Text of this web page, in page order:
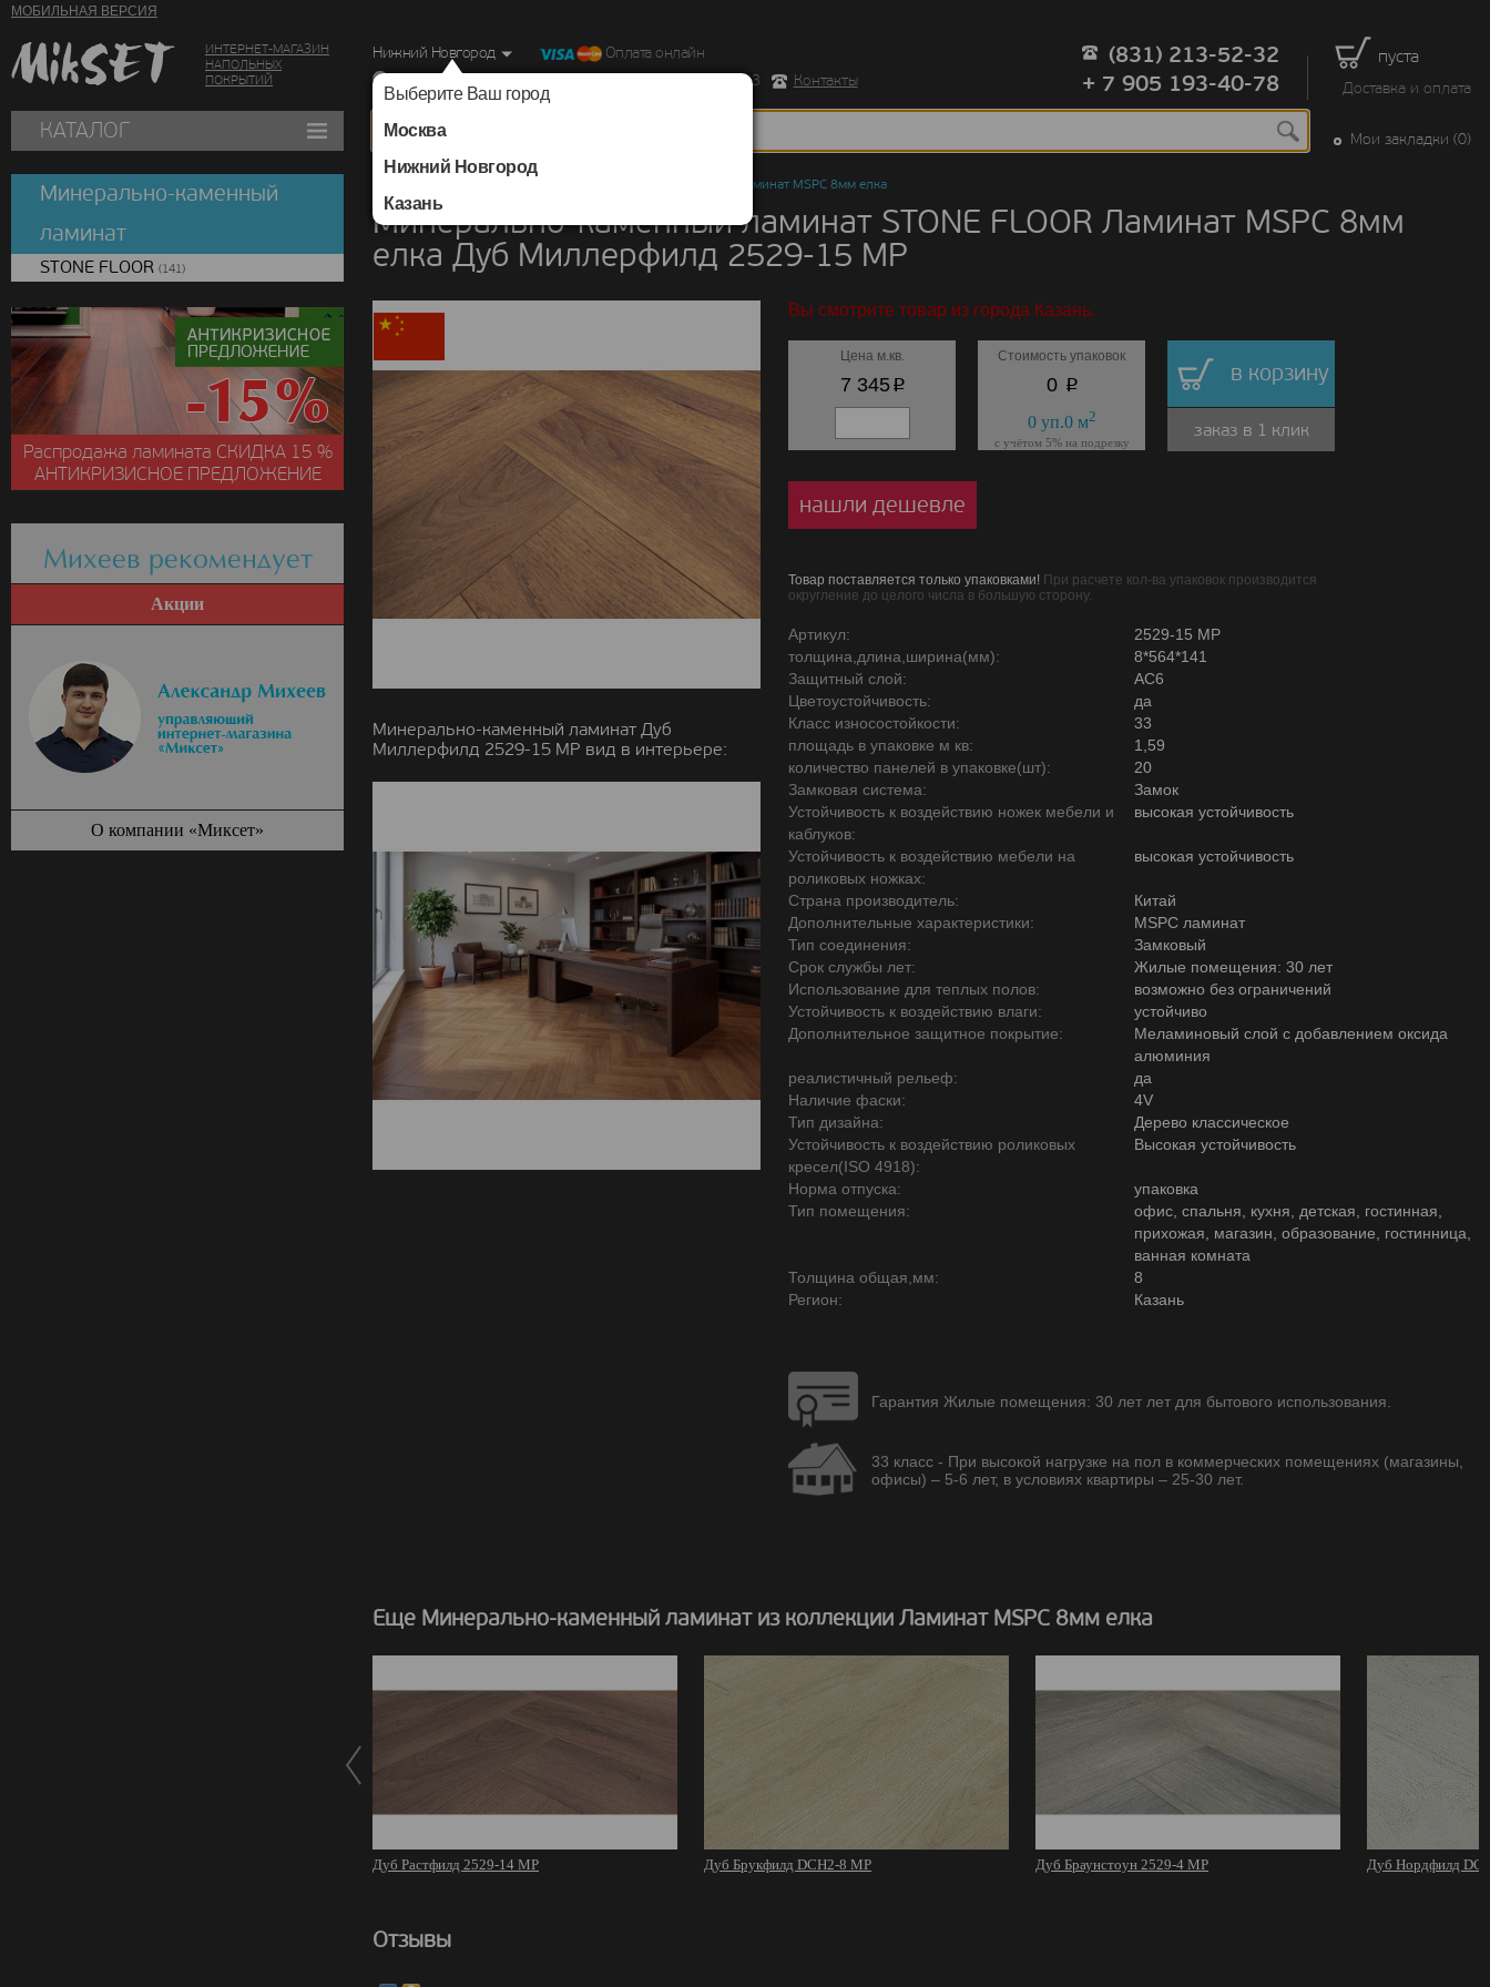
МОБИЛЬНАЯ ВЕРСИЯ
ИНТЕРНЕТ-МАГАЗИН
НАПОЛЬНЫХ
ПОКРЫТИЙ
пуста
Доставка и оплата
Нижний Новгород
Выберите Ваш город
Москва
Нижний Новгород
Казань
Оплата онлайн
г. Нижний Новгород, Ул. Республиканская д.43 корпус 3
Контакты
(831) 213-52-32
+ 7 905 193-40-78
КАТАЛОГ Мои закладки (0)
Ламинат MSPC 8мм елка
Минерально-каменный ламинат STONE FLOOR Ламинат MSPC 8мм
елка Дуб Миллерфилд 2529-15 MР
Минерально-каменный ламинат Дуб
Миллерфилд 2529-15 MР вид в интерьере:
Вы смотрите товар из города Казань.
Цена м.кв.
7 345p
Стоимость упаковок
0 p
0уп.0м2
с учётом 5% на подрезку
в корзину
заказ в 1 клик
нашли дешевле
Товар поставляется только упаковками! При расчете кол-ва упаковок производится
округление до целого числа в большую сторону.
Артикул:
2529-15 MР
толщина,длина,ширина(мм):
8*564*141
Защитный слой:
AC6
Цветоустойчивость:
да
Класс износостойкости:
33
площадь в упаковке м кв:
1,59
количество панелей в упаковке(шт):
20
Замковая система:
Замок
Устойчивость к воздействию ножек мебели и
каблуков:
высокая устойчивость
Устойчивость к воздействию мебели на
роликовых ножках:
высокая устойчивость
Страна производитель:
Китай
Дополнительные характеристики:
MSPC ламинат
Тип соединения:
Замковый
Срок службы лет:
Жилые помещения: 30 лет
Использование для теплых полов:
возможно без ограничений
Устойчивость к воздействию влаги:
устойчиво
Дополнительное защитное покрытие:
Меламиновый слой с добавлением оксида
алюминия
реалистичный рельеф:
да
Наличие фаски:
4V
Тип дизайна:
Дерево классическое
Устойчивость к воздействию роликовых
кресел(ISO 4918):
Высокая устойчивость
Норма отпуска:
упаковка
Тип помещения:
офис, спальня, кухня, детская, гостинная,
прихожая, магазин, образование, гостинница,
ванная комната
Толщина общая,мм:
8
Регион:
Казань
Гарантия Жилые помещения: 30 лет лет для бытового использования.
33 класс - При высокой нагрузке на пол в коммерческих помещениях (магазины,
офисы) – 5-6 лет, в условиях квартиры – 25-30 лет.
Еще Минерально-каменный ламинат из коллекции Ламинат MSPC 8мм елка
Дуб Растфилд 2529-14 MР Дуб Брукфилд DCH2-8 MР Дуб Браунстоун 2529-4 MР Дуб Нордфилд
Отзывы
Минерально-каменный
ламинат
STONE FLOOR (141)
Распродажа ламината СКИДКА15 %
АНТИКРИЗИСНОЕ ПРЕДЛОЖЕНИЕ
Михеев рекомендует
Акции
О компании «Миксет»